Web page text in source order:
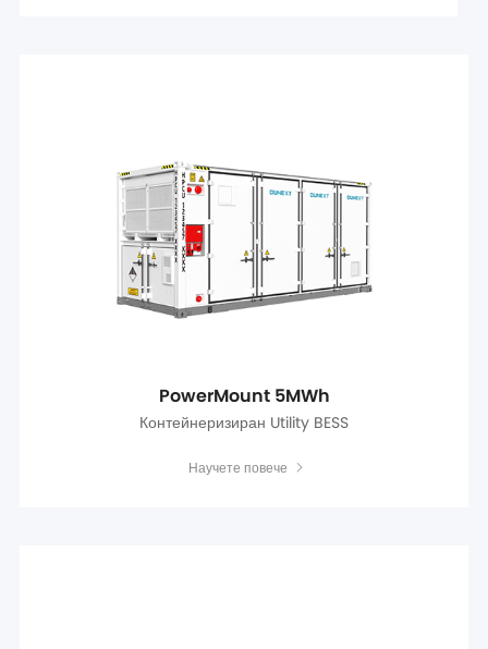
PowerMount 5MWh
Контейнеризиран Utility BESS
Научете повече